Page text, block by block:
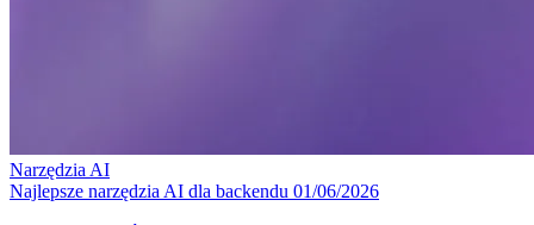
Narzędzia AI
Najlepsze narzędzia AI dla backendu 01/06/2026